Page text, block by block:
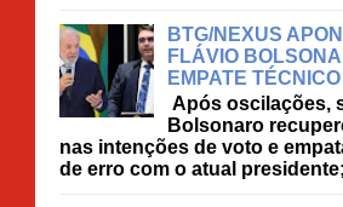
BTG/NEXUS
FLÁVIO
EMPATE
Após oscilações,
Bolsonaro
nas intenções de voto e
de erro com o atual